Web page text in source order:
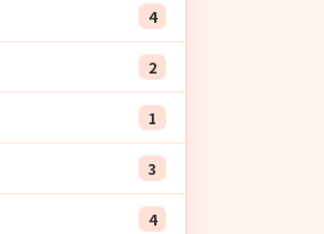
4
2
1
3
4